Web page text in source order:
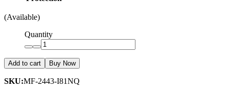
(Available)
Quantity
Add to cart Buy Now
SKU:MF-2443-I81NQ